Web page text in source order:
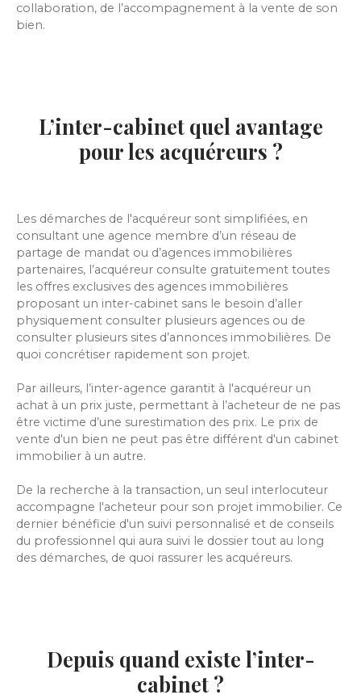
collaboration, de l’accompagnement à la vente de son
bien.
L’inter-cabinet quel avantage
pour les acquéreurs ?
Les démarches de l'acquéreur sont simplifiées, en
consultant une agence membre d’un réseau de
partage de mandat ou d’agences immobilières
partenaires, l’acquéreur consulte gratuitement toutes
les offres exclusives des agences immobilières
proposant un inter-cabinet sans le besoin d’aller
physiquement consulter plusieurs agences ou de
consulter plusieurs sites d’annonces immobilières. De
quoi concrétiser rapidement son projet.
Par ailleurs, l’inter-agence garantit à l'acquéreur un
achat à un prix juste, permettant à l’acheteur de ne pas
être victime d’une surestimation des prix. Le prix de
vente d'un bien ne peut pas être différent d'un cabinet
immobilier à un autre.
De la recherche à la transaction, un seul interlocuteur
accompagne l'acheteur pour son projet immobilier. Ce
dernier bénéficie d'un suivi personnalisé et de conseils
du professionnel qui aura suivi le dossier tout au long
des démarches, de quoi rassurer les acquéreurs.
Depuis quand existe l’inter-
cabinet ?